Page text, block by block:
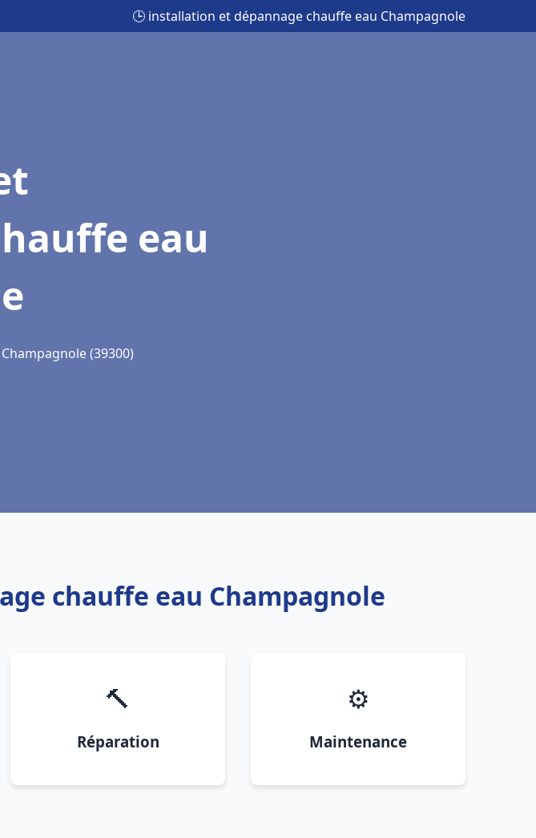
🕒 installation et dépannage chauffe eau Champagnole
eau
(39300)
chauffe eau Champagnole
🔨
Réparation
⚙️
Maintenance